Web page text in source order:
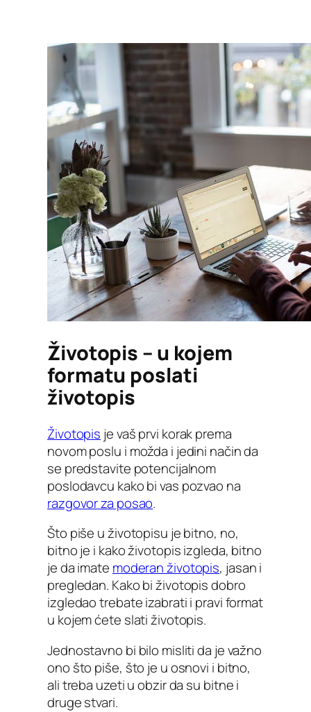
Životopis – u kojem
formatu poslati
životopis
Životopis je vaš prvi korak prema
novom poslu i možda i jedini način da
se predstavite potencijalnom
poslodavcu kako bi vas pozvao na
razgovor za posao.
Što piše u životopisu je bitno, no,
bitno je i kako životopis izgleda, bitno
je da imate moderan životopis, jasan i
pregledan. Kako bi životopis dobro
izgledao trebate izabrati i pravi format
u kojem ćete slati životopis.
Jednostavno bi bilo misliti da je važno
ono što piše, što je u osnovi i bitno,
ali treba uzeti u obzir da su bitne i
druge stvari.